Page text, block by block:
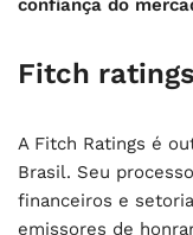
confiança do
Fitch ratings
A Fitch Ratings é
Brasil. Seu
financeiros e
emissores de